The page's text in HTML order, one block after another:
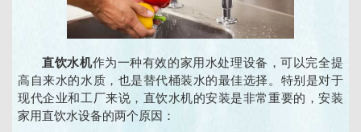
直饮水机作为一种有效的家用水处理设备，可以完全提
高自来水的水质，也是替代桶装水的最佳选择。特别是对于
现代企业和工厂来说，直饮水机的安装是非常重要的，安装
家用直饮水设备的两个原因：